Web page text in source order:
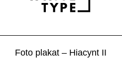
Foto plakat – Hiacynt II